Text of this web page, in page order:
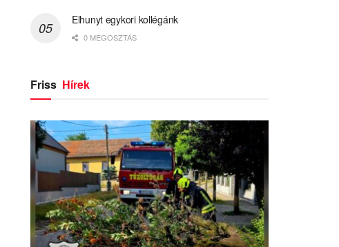
Elhunyt egykori kollégánk
0 MEGOSZTÁS
Friss Hírek